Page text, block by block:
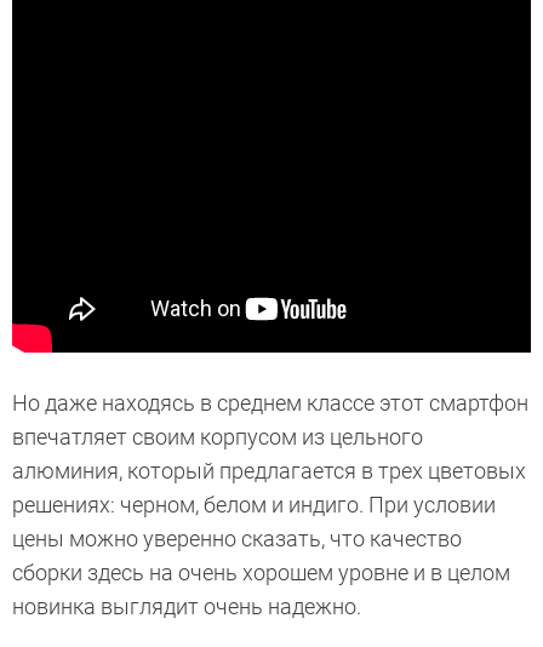
Но даже находясь в среднем классе этот смартфон
впечатляет своим корпусом из цельного
алюминия, который предлагается в трех цветовых
решениях: черном, белом и индиго. При условии
цены можно уверенно сказать, что качество
сборки здесь на очень хорошем уровне и в целом
новинка выглядит очень надежно.